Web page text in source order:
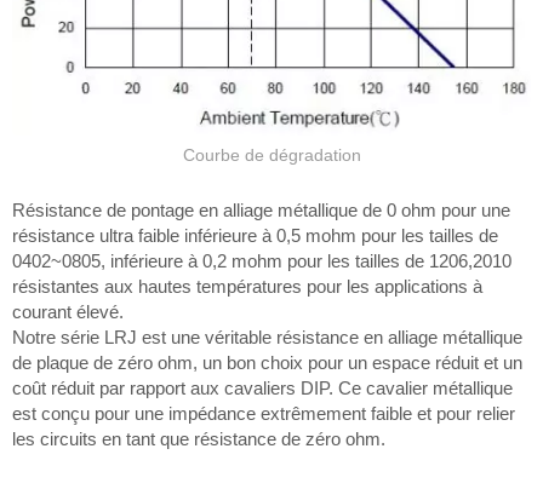
Courbe de dégradation
Résistance de pontage en alliage métallique de 0 ohm pour une
résistance ultra faible inférieure à 0,5 mohm pour les tailles de
0402~0805, inférieure à 0,2 mohm pour les tailles de 1206,2010
résistantes aux hautes températures pour les applications à
courant élevé.
Notre série LRJ est une véritable résistance en alliage métallique
de plaque de zéro ohm, un bon choix pour un espace réduit et un
coût réduit par rapport aux cavaliers DIP. Ce cavalier métallique
est conçu pour une impédance extrêmement faible et pour relier
les circuits en tant que résistance de zéro ohm.